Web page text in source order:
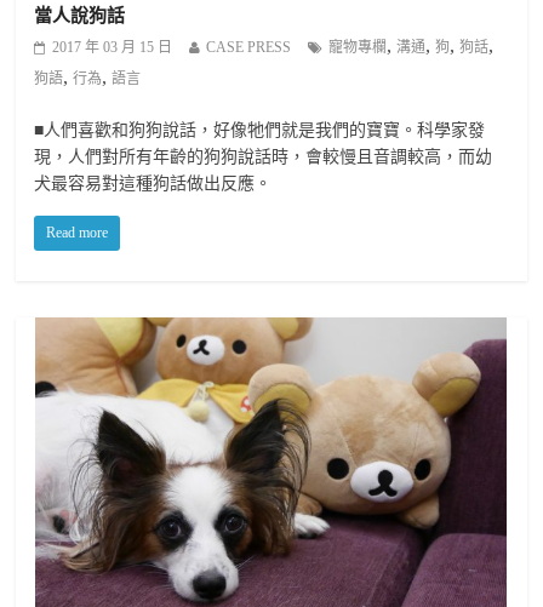
當人說狗話
2017 年 03 月 15 日 CASE PRESS 寵物專欄 ,溝通,狗,狗話,
狗語,行為,語言
■人們喜歡和狗狗說話，好像牠們就是我們的寶寶。科學家發
現，人們對所有年齡的狗狗說話時，會較慢且音調較高，而幼
犬最容易對這種狗話做出反應。
Read more